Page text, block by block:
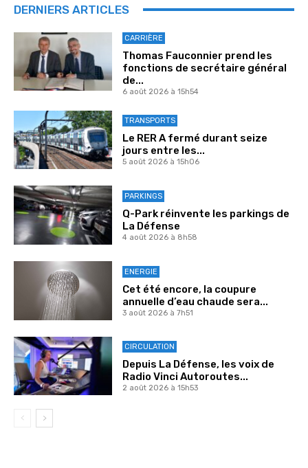
DERNIERS ARTICLES
CARRIÈRE
Thomas Fauconnier prend les
fonctions de secrétaire général
de...
6 août 2026 à 15h54
TRANSPORTS
Le RER A fermé durant seize
jours entre les...
5 août 2026 à 15h06
PARKINGS
Q-Park réinvente les parkings de
La Défense
4 août 2026 à 8h58
ENERGIE
Cet été encore, la coupure
annuelle d’eau chaude sera...
3 août 2026 à 7h51
CIRCULATION
Depuis La Défense, les voix de
Radio Vinci Autoroutes...
2 août 2026 à 15h53